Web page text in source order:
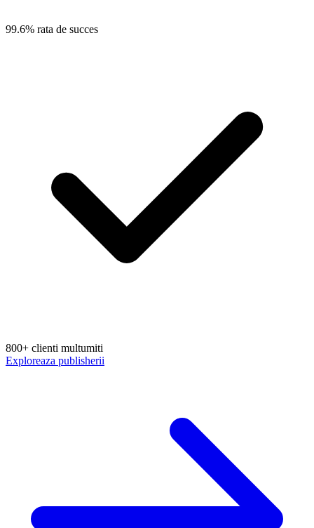
99.6% rata de succes
800+ clienti multumiti
Exploreaza publisherii